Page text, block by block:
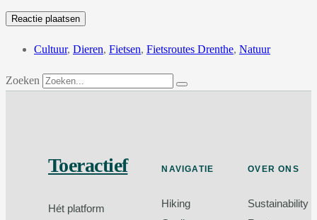
Cultuur, Dieren, Fietsen, Fietsroutes Drenthe, Natuur
Zoeken
Toeractief
Hét platform
NAVIGATIE
Hiking
OVER ONS
Sustainability